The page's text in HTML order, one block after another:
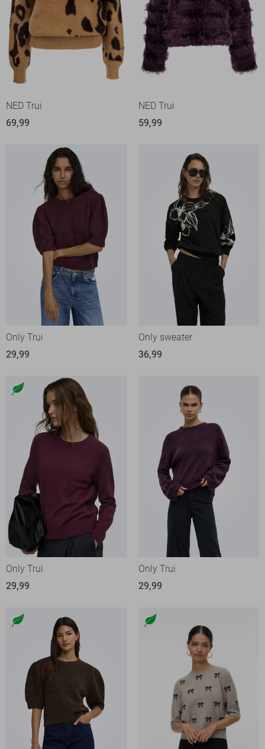
NED Trui
69,99
NED Trui
59,99
Only Trui
29,99
Only sweater
36,99
Only Trui
29,99
Only Trui
29,99